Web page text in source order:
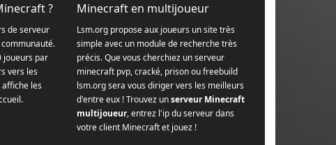
?
de serveur
joueurs par
vers les
les
Minecraft en multijoueur
Lsm.org propose aux joueurs un site très
simple avec un module de recherche très
précis. Que vous cherchiez un serveur
minecraft pvp, cracké, prison ou freebuild
lsm.org sera vous diriger vers les meilleurs
d'entre eux ! Trouvez unserveur Minecraft
multijoueur, entrez l'ip du serveur dans
votre client Minecraft et jouez !